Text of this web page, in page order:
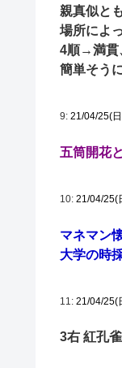
親真似と
場所によ
4順→満貫
簡単そう
9: 21/04/25(
五筒開花
10: 21/04/25(
マネマン
大学の時
11: 21/04/25(
3右 紅孔雀